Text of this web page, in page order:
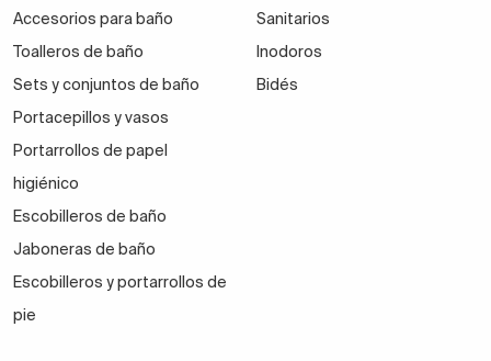
Accesorios para baño
Toalleros de baño
Sets y conjuntos de baño
Portacepillos y vasos
Portarrollos de papel
higiénico
Escobilleros de baño
Jaboneras de baño
Escobilleros y portarrollos de
pie
Sanitarios
Inodoros
Bidés